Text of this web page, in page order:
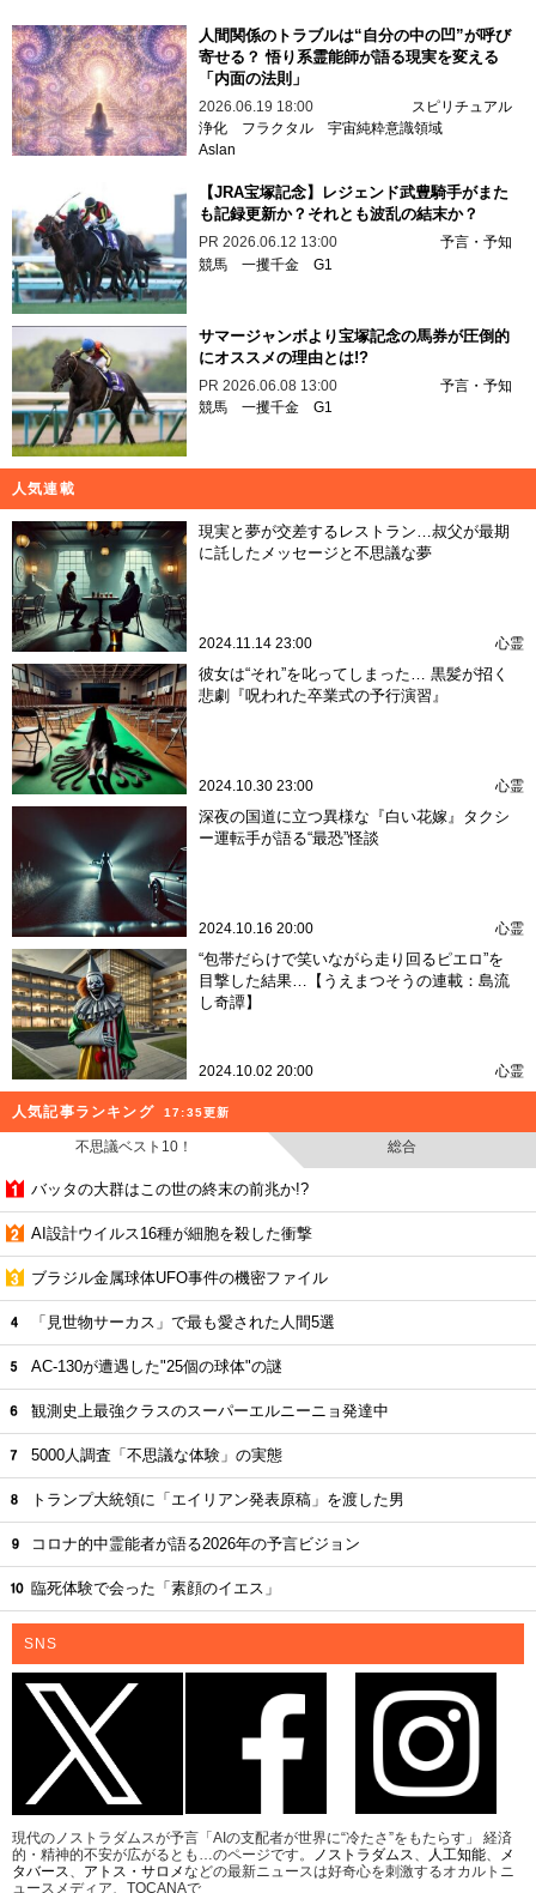
人間関係のトラブルは“自分の中の凹”が呼び
寄せる？ 悟り系霊能師が語る現実を変える
「内面の法則」
2026.06.19 18:00
スピリチュアル
浄化
フラクタル 宇宙純粋意識領域
Aslan
【JRA宝塚記念】レジェンド武豊騎手がまた
も記録更新か？それとも波乱の結末か？
PR 2026.06.12 13:00
予言・予知
競馬 一攫千金 G1
サマージャンボより宝塚記念の馬券が圧倒的
にオススメの理由とは!?
PR 2026.06.08 13:00
予言・予知
競馬 一攫千金 G1
人気連載
現実と夢が交差するレストラン…叔父が最期
に託したメッセージと不思議な夢
2024.11.14 23:00 心霊
彼女は“それ”を叱ってしまった… 黒髪が招く
悲劇『呪われた卒業式の予行演習』
2024.10.30 23:00 心霊
深夜の国道に立つ異様な『白い花嫁』タクシ
ー運転手が語る“最恐”怪談
2024.10.16 20:00 心霊
“包帯だらけで笑いながら走り回るピエロ”を
目撃した結果…【うえまつそうの連載：島流
し奇譚】
2024.10.02 20:00 心霊
人気記事ランキング 17:35更新
不思議ベスト10！ 総合
バッタの大群はこの世の終末の前兆か!?
AI設計ウイルス16種が細胞を殺した衝撃
ブラジル金属球体UFO事件の機密ファイル
「見世物サーカス」で最も愛された人間5選
AC-130が遭遇した"25個の球体"の謎
観測史上最強クラスのスーパーエルニーニョ発達中
5000人調査「不思議な体験」の実態
トランプ大統領に「エイリアン発表原稿」を渡した男
コロナ的中霊能者が語る2026年の予言ビジョン
臨死体験で会った「素顔のイエス」
SNS
現代のノストラダムスが予言「AIの支配者が世界に“冷たさ”をもたらす」 経済
的・精神的不安が広がるとも…のページです。
ノストラダムス、 人工知能、
メ
タバース、 アトス・サロメなどの最新ニュースは好奇心を刺激するオカルトニ
ュースメディア、TOCANAで